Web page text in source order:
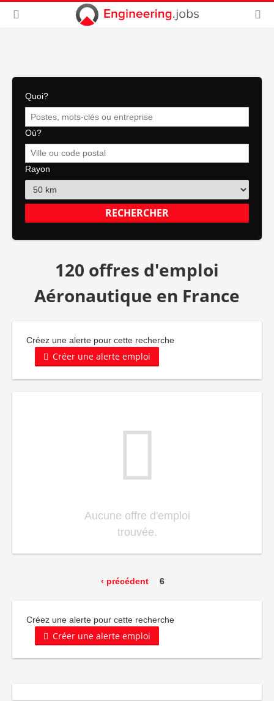
Quoi?
Où?
Rayon
120 offres d'emploi
Aéronautique en France
Créez une alerte pour cette recherche
Créer une alerte emploi
Aucune offre d'emploi
trouvée.
‹ précédent 6
Créez une alerte pour cette recherche
Créer une alerte emploi